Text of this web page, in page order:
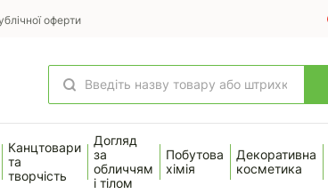
оферти
Канцтовари
та
творчість
Догляд
за
обличчям
і тілом
Побутова
хімія
Декоративна
косметика